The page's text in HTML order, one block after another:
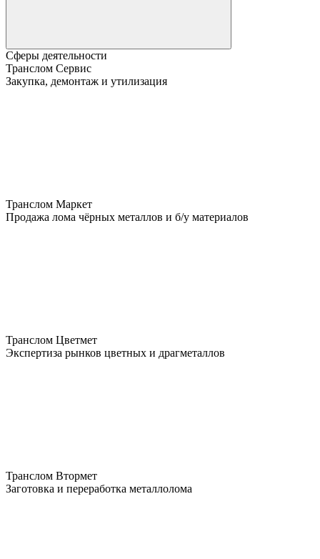
Сферы деятельности
Транслом Сервис
Закупка, демонтаж и утилизация
Транслом Маркет
Продажа лома чёрных металлов и б/у материалов
Транслом Цветмет
Экспертиза рынков цветных и драгметаллов
Транслом Втормет
Заготовка и переработка металлолома